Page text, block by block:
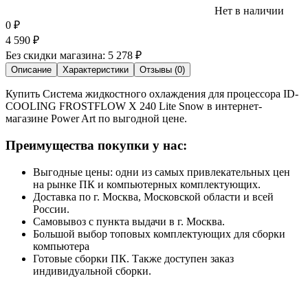
Нет в наличии
0 ₽
4 590 ₽
Без скидки магазина: 5 278 ₽
Описание Характеристики Отзывы (0)
Купить Система жидкостного охлаждения для процессора ID-
COOLING FROSTFLOW X 240 Lite Snow в интернет-
магазине Power Art по выгодной цене.
Преимущества покупки у нас:
Выгодные цены: одни из самых привлекательных цен
на рынке ПК и компьютерных комплектующих.
Доставка по г. Москва, Московской области и всей
России.
Самовывоз с пункта выдачи в г. Москва.
Большой выбор топовых комплектующих для сборки
компьютера
Готовые сборки ПК. Также доступен заказ
индивидуальной сборки.